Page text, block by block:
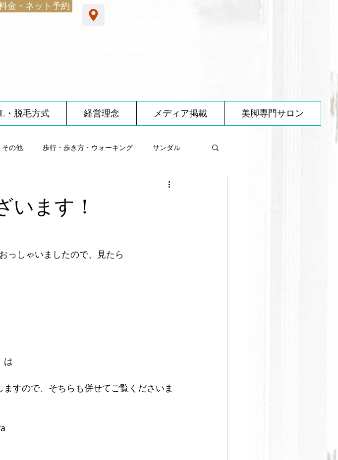
金・ネット予約
・脱毛方式 経営理念 メディア掲載 美脚専門サロン
その他 歩行・歩き方・ウォーキング サンダル
います！
っしゃいましたので、見たら
は
すので、そちらも併せてご覧くださいま